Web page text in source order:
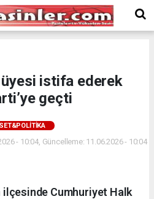
üyesi istifa ederek
geçti
- 10:04, Güncelleme: 11.06.2026 - 10:04
ilçesinde Cumhuriyet Halk